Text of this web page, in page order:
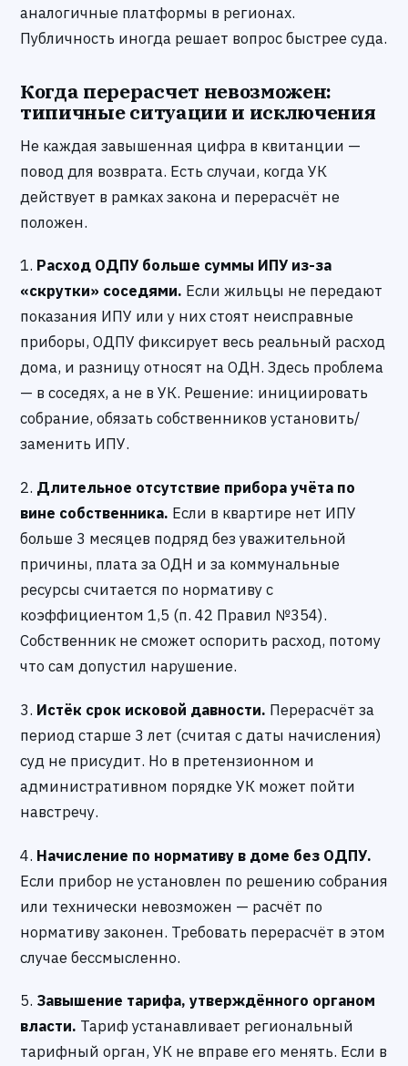
аналогичные платформы в регионах.
Публичность иногда решает вопрос быстрее суда.
Когда перерасчет невозможен:
типичные ситуации и исключения
Не каждая завышенная цифра в квитанции —
повод для возврата. Есть случаи, когда УК
действует в рамках закона и перерасчёт не
положен.
1. Расход ОДПУ больше суммы ИПУ из-за
«скрутки» соседями. Если жильцы не передают
показания ИПУ или у них стоят неисправные
приборы, ОДПУ фиксирует весь реальный расход
дома, и разницу относят на ОДН. Здесь проблема
— в соседях, а не в УК. Решение: инициировать
собрание, обязать собственников установить/
заменить ИПУ.
2. Длительное отсутствие прибора учёта по
вине собственника. Если в квартире нет ИПУ
больше 3 месяцев подряд без уважительной
причины, плата за ОДН и за коммунальные
ресурсы считается по нормативу с
коэффициентом 1,5 (п. 42 Правил №354).
Собственник не сможет оспорить расход, потому
что сам допустил нарушение.
3. Истёк срок исковой давности. Перерасчёт за
период старше 3 лет (считая с даты начисления)
суд не присудит. Но в претензионном и
административном порядке УК может пойти
навстречу.
4. Начисление по нормативу в доме без ОДПУ.
Если прибор не установлен по решению собрания
или технически невозможен — расчёт по
нормативу законен. Требовать перерасчёт в этом
случае бессмысленно.
5. Завышение тарифа, утверждённого органом
власти. Тариф устанавливает региональный
тарифный орган, УК не вправе его менять. Если в